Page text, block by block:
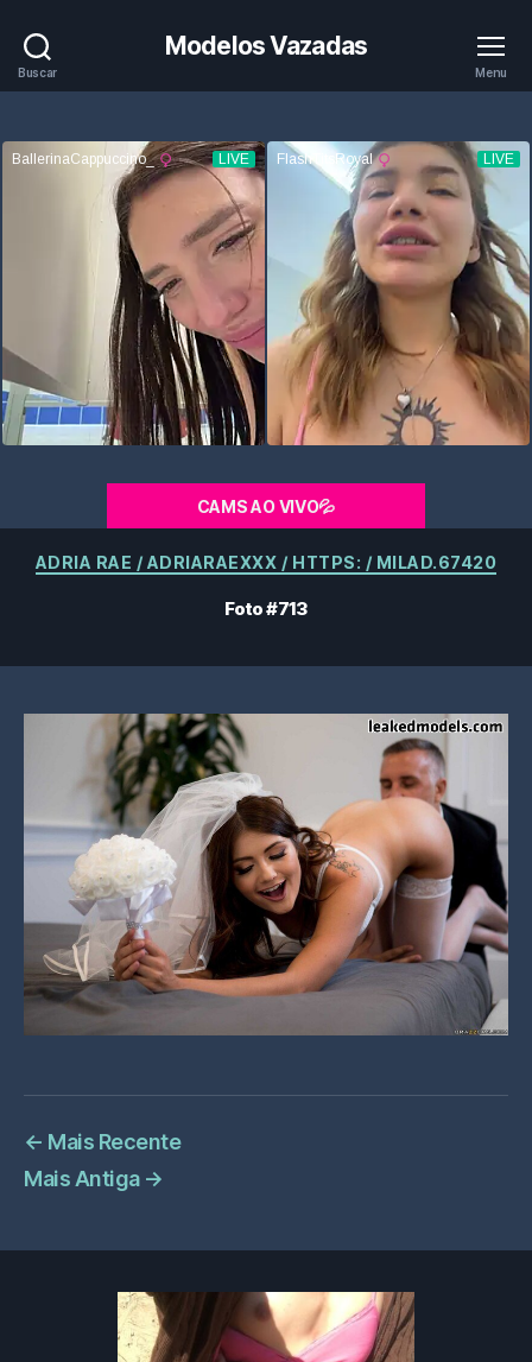
Buscar
Modelos Vazadas
Menu
CAMS AO VIVO💦
Categorias
ADRIA RAE / ADRIARAEXXX / HTTPS: / MILAD.67420
Foto #713
← Mais Recente
Mais Antiga →